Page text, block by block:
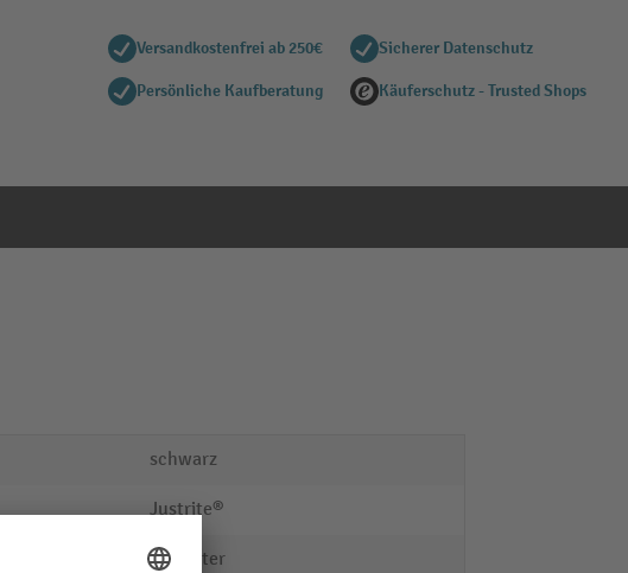
Versandkostenfrei ab 250€ Sicherer Datenschutz
Persönliche Kaufberatung Käuferschutz - Trusted Shops
schwarz
Justrite®
Polyester